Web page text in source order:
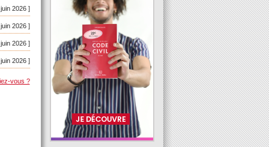
2026 ]
2026 ]
2026 ]
2026 ]
vous ?